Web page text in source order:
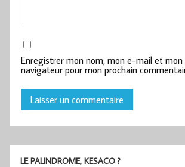
Enregistrer mon nom, mon e-mail et mon
navigateur pour mon prochain
LE PALINDROME, KESACO ?